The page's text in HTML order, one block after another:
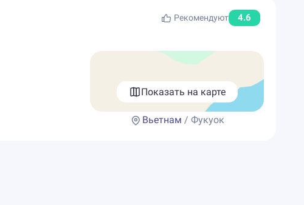
Рекомендуют 4.6
Показать на карте
Вьетнам / Фукуок